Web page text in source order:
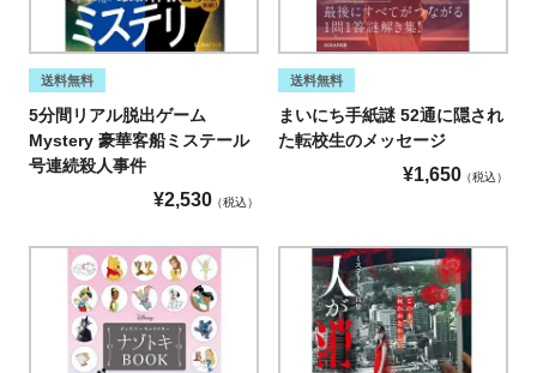
送料無料
5分間リアル脱出ゲーム
Mystery 豪華客船ミステール
号連続殺人事件
¥2,530 税込
送料無料
まいにち手紙謎 52通に隠され
た転校生のメッセージ
¥1,650 税込